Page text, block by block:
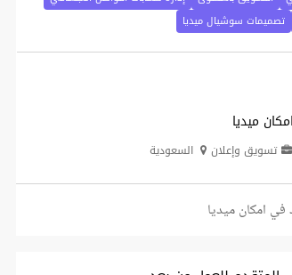
تصميمات سوشيال ميديا
امكان ميديا
تسويق وإعلان السعودية
امكان ميديا